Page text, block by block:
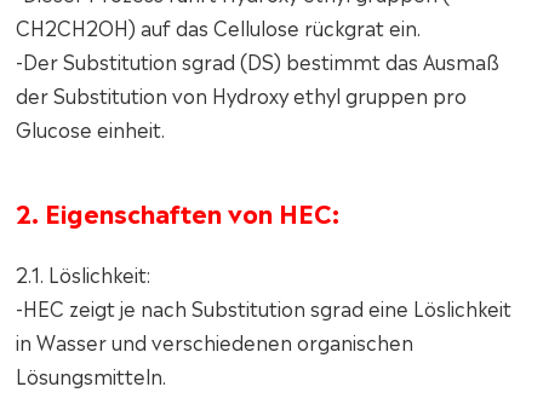
CH2CH2OH) auf das Cellulose rückgrat ein.
-Der Substitution sgrad (DS) bestimmt das Ausmaß
der Substitution von Hydroxy ethyl gruppen pro
Glucose einheit.
2. Eigenschaften von HEC:
2.1. Löslichkeit:
-HEC zeigt je nach Substitution sgrad eine Löslichkeit
in Wasser und verschiedenen organischen
Lösungsmitteln.